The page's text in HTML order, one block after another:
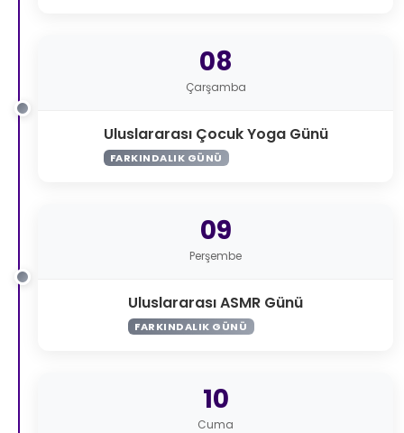
08
Çarşamba
Uluslararası Çocuk Yoga Günü
FARKINDALIK GÜNÜ
09
Perşembe
Uluslararası ASMR Günü
FARKINDALIK GÜNÜ
10
Cuma